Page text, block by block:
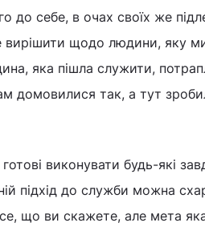
до себе, в очах своїх же
щодо людини, яку
яка пішла служити,
домовилися так, а тут
виконувати будь-які
підхід до служби можна
що ви скажете, але мета